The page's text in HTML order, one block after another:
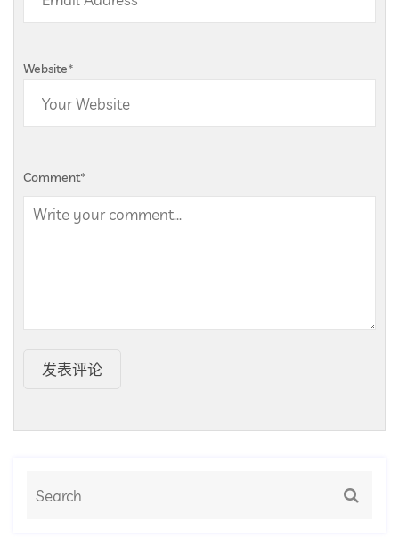
Website*
Comment*
发表评论